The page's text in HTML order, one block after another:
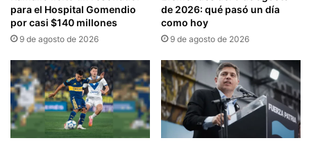
para el Hospital Gomendio
por casi $140 millones
9 de agosto de 2026
de 2026: qué pasó un día
como hoy
9 de agosto de 2026